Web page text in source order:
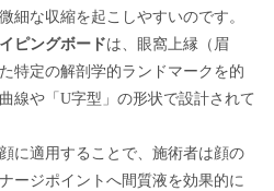
細な収縮を起こしやすいのです。
ピングボードは、眼窩上縁（眉
特定の解剖学的ランドマークを的
線や「U字型」の形状で設計されて
に適用することで、施術者は顔の
ージポイントへ間質液を効果的に